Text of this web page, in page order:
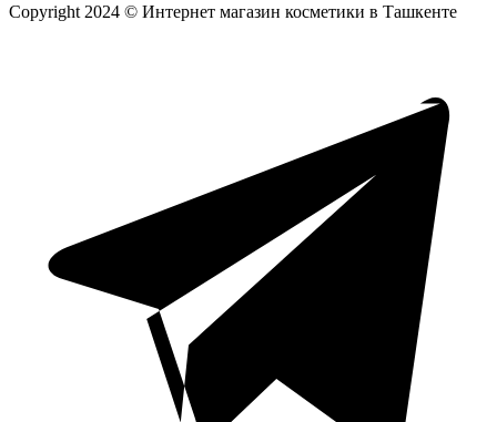
Copyright 2024 © Интернет магазин косметики в Ташкенте